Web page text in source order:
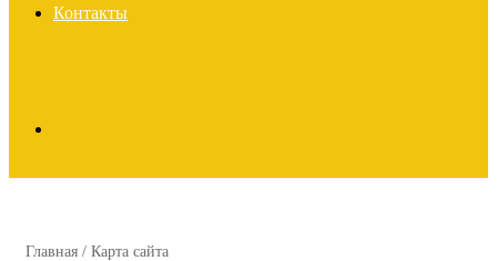
Контакты
Главная / Карта сайта